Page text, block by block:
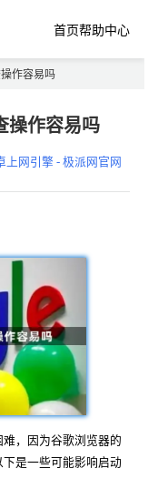
首页帮助中心
作容易吗
操作容易吗
上网引擎 - 极派网官网
，因为谷歌浏览器的
是一些可能影响启动